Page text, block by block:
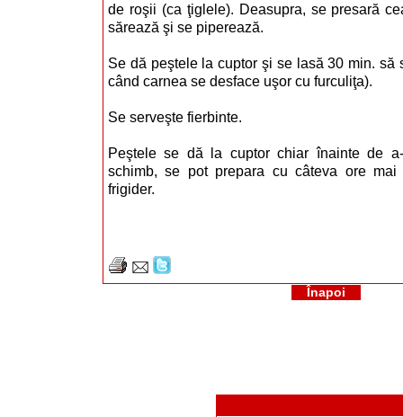
de roşii (ca ţiglele). Deasupra, se presară
sărează şi se piperează.
Se dă peştele la cuptor şi se lasă 30 min. să
când carnea se desface uşor cu furculiţa).
Se serveşte fierbinte.
Peştele se dă la cuptor chiar înainte de
schimb, se pot prepara cu câteva ore
frigider.
Înapoi